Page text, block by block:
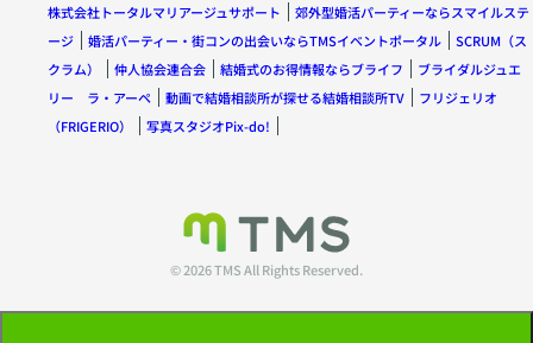
株式会社トータルマリアージュサポート
郊外型婚活パーティーならスマイルステ
ージ
婚活パーティー・街コンの出会いならTMSイベントポータル
SCRUM（ス
クラム）
仲人協会連合会 結婚式のお得情報ならブライフ
ブライダルジュエ
リー ラ・アーペ
動画で結婚相談所が探せる結婚相談所TV
フリジェリオ
（FRIGERIO）
写真スタジオPix-do!
© 2026 TMS All Rights Reserved.